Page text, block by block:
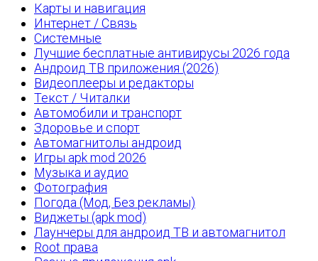
Карты и навигация
Интернет / Связь
Системные
Лучшие бесплатные антивирусы 2026 года
Андроид ТВ приложения (2026)
Видеоплееры и редакторы
Текст / Читалки
Автомобили и транспорт
Здоровье и спорт
Автомагнитолы андроид
Игры apk mod 2026
Музыка и аудио
Фотография
Погода (Мод, Без рекламы)
Виджеты (apk mod)
Лаунчеры для андроид ТВ и автомагнитол
Root права